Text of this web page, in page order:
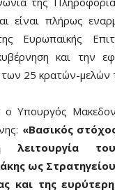
είναι πλήρως
Ευρωπαϊκής
και την
των 25 κρατών-μελών
ο Υπουργός
«Βασικός
ως
και της